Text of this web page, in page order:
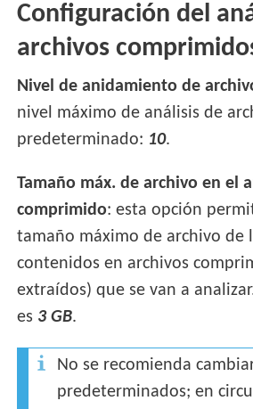
Configuración del
archivos
Nivel de anidamiento de
nivel máximo de análisis de
predeterminado: 10.
Tamaño máx. de archivo en el
comprimido: esta opción
tamaño máximo de archivo de
contenidos en archivos
extraídos) que se van a
es 3 GB.
No se recomienda
predeterminados; en